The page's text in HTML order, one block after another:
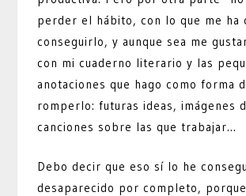
perder el hábito, con lo que me ha
conseguirlo, y aunque sea me
con mi cuaderno literario y las
anotaciones que hago como forma
romperlo: futuras ideas, imágenes
canciones sobre las que trabajar…
Debo decir que eso sí lo he
desaparecido por completo,